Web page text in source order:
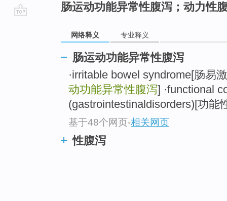
肠运动功能异常性腹泻；动力性
网络释义 专业释义
肠运动功能异常性腹泻
·irritable bowel syndrome[肠易
动功能异常性腹泻] ·functional
(gastrointestinaldisorders)[功能
基于48个网页-相关网页
性腹泻